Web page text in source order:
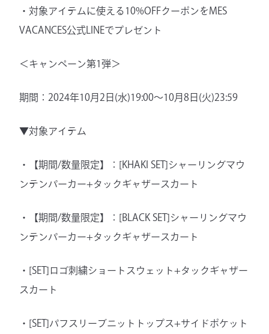
・対象アイテムに使える10%OFFクーポンをMES
VACANCES公式LINEでプレゼント
＜キャンペーン第1弾＞
期間：2024年10月2日(水)19:00〜10月8日(火)23:59
▼対象アイテム
・【期間/数量限定】：[KHAKI SET]シャーリングマウ
ンテンパーカー+タックギャザースカート
・【期間/数量限定】：[BLACK SET]シャーリングマウ
ンテンパーカー+タックギャザースカート
・[SET]ロゴ刺繍ショートスウェット+タックギャザー
スカート
・[SET]パフスリーブニットトップス+サイドポケット